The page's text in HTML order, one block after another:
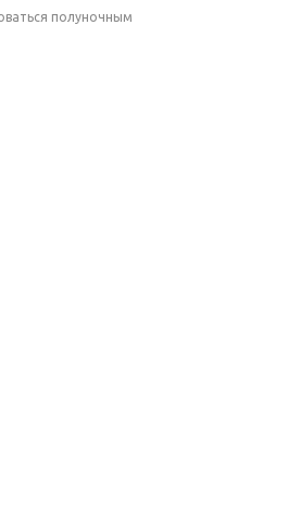
полуночным